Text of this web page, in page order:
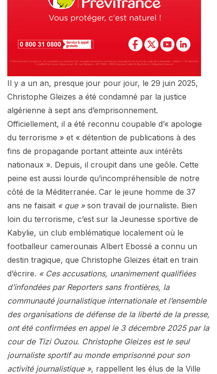
Il y a un an, presque jour pour jour, le 29 juin 2025,
Christophe Gleizes a été condamné par la justice
algérienne à sept ans d’emprisonnement.
Officiellement, il a été reconnu coupable d’« apologie
du terrorisme » et « détention de publications à des
fins de propagande portant atteinte aux intérêts
nationaux ». Depuis, il croupit dans une geôle. Cette
peine est aussi lourde qu’incompréhensible de notre
côté de la Méditerranée. Car le jeune homme de 37
ans ne faisait « que » son travail de journaliste. Bien
loin du terrorisme, c’est sur la Jeunesse sportive de
Kabylie, un club emblématique localement où le
footballeur camerounais Albert Ebossé a connu un
destin tragique, que Christophe Gleizes était en train
d’écrire. « Ces accusations, unanimement qualifiées
d’infondées par Reporters sans frontières, la
communauté journalistique internationale et l’ensemble
des organisations de défense de la liberté de la presse,
ont été confirmées en appel le 3 décembre 2025 par la
cour de Tizi Ouzou. Christophe Gleizes est le seul
journaliste sportif au monde emprisonné pour son
activité journalistique », rappellent les élus de la Ville